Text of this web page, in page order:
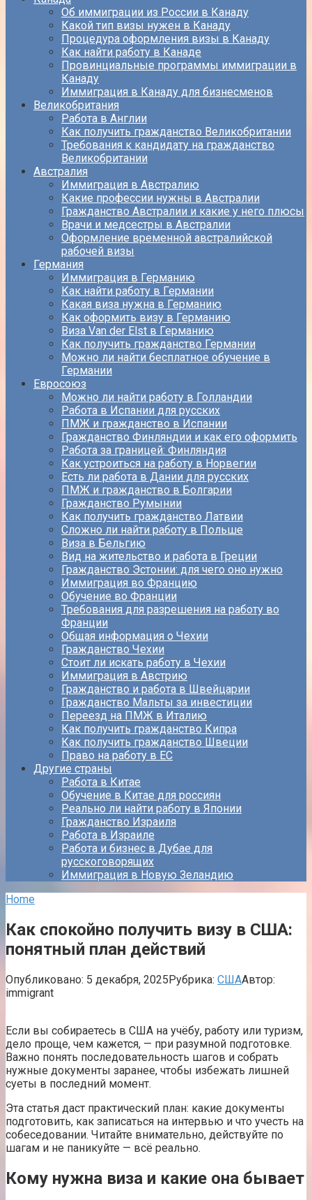
Об иммиграции из России в Канаду
Какой тип визы нужен в Канаду
Процедура оформления визы в Канаду
Как найти работу в Канаде
Провинциальные программы иммиграции в
Канаду
Иммиграция в Канаду для бизнесменов
Великобритания
Работа в Англии
Как получить гражданство Великобритании
Требования к кандидату на гражданство
Великобритании
Австралия
Иммиграция в Австралию
Какие профессии нужны в Австралии
Гражданство Австралии и какие у него плюсы
Врачи и медсестры в Австралии
Оформление временной австралийской
рабочей визы
Германия
Иммиграция в Германию
Как найти работу в Германии
Какая виза нужна в Германию
Как оформить визу в Германию
Виза Van der Elst в Германию
Как получить гражданство Германии
Можно ли найти бесплатное обучение в
Германии
Евросоюз
Можно ли найти работу в Голландии
Работа в Испании для русских
ПМЖ и гражданство в Испании
Гражданство Финляндии и как его оформить
Работа за границей: Финляндия
Как устроиться на работу в Норвегии
Есть ли работа в Дании для русских
ПМЖ и гражданство в Болгарии
Гражданство Румынии
Как получить гражданство Латвии
Сложно ли найти работу в Польше
Виза в Бельгию
Вид на жительство и работа в Греции
Гражданство Эстонии: для чего оно нужно
Иммиграция во Францию
Обучение во Франции
Требования для разрешения на работу во
Франции
Общая информация о Чехии
Гражданство Чехии
Стоит ли искать работу в Чехии
Иммиграция в Австрию
Гражданство и работа в Швейцарии
Гражданство Мальты за инвестиции
Переезд на ПМЖ в Италию
Как получить гражданство Кипра
Как получить гражданство Швеции
Право на работу в ЕС
Другие страны
Работа в Китае
Обучение в Китае для россиян
Реально ли найти работу в Японии
Гражданство Израиля
Работа в Израиле
Работа и бизнес в Дубае для
русскоговорящих
Иммиграция в Новую Зеландию
Home
Как спокойно получить визу в США:
понятный план действий
Опубликовано: 5 декабря, 2025Рубрика: СШААвтор:
immigrant
Если вы собираетесь в США на учёбу, работу или туризм,
дело проще, чем кажется, — при разумной подготовке.
Важно понять последовательность шагов и собрать
нужные документы заранее, чтобы избежать лишней
суеты в последний момент.
Эта статья даст практический план: какие документы
подготовить, как записаться на интервью и что учесть на
собеседовании. Читайте внимательно, действуйте по
шагам и не паникуйте — всё реально.
Кому нужна виза и какие она бывает